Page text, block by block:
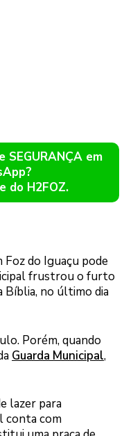
em
do H2FOZ.
do Iguaçu pode
frustrou o furto
Bíblia, no último dia
Porém, quando
Guarda Municipal,
lazer para
conta com